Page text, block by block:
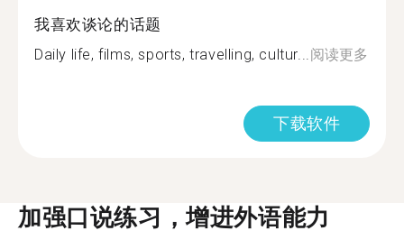
我喜欢谈论的话题
Daily life, films, sports, travelling, cultur... 阅读更多
下载软件
加强口说练习，增进外语能力